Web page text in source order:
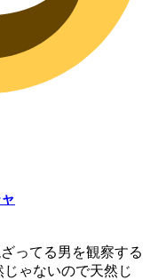
ってる男を観察する
ゃないので天然じ